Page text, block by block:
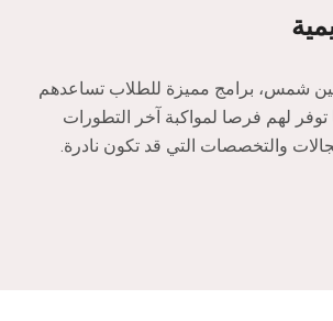
شمس، برامج مميزة للطلاب تساعدهم
لهم فرصا لمواكبة آخر التطورات
والتخصصات التي قد تكون نادرة.